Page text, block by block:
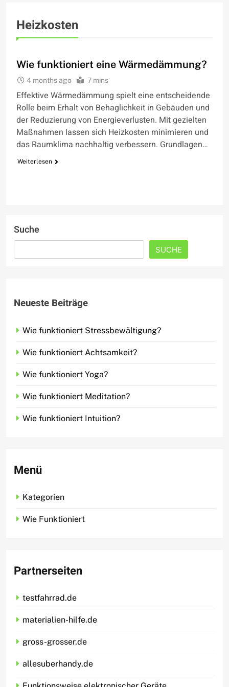
Heizkosten
Wie funktioniert eine Wärmedämmung?
4 months ago 7 mins
Effektive Wärmedämmung spielt eine entscheidende
Rolle beim Erhalt von Behaglichkeit in Gebäuden und
der Reduzierung von Energieverlusten. Mit gezielten
Maßnahmen lassen sich Heizkosten minimieren und
das Raumklima nachhaltig verbessern. Grundlagen…
Weiterlesen
Suche
SUCHE
Neueste Beiträge
Wie funktioniert Stressbewältigung?
Wie funktioniert Achtsamkeit?
Wie funktioniert Yoga?
Wie funktioniert Meditation?
Wie funktioniert Intuition?
Menü
Kategorien
Wie Funktioniert
Partnerseiten
testfahrrad.de
materialien-hilfe.de
gross-grosser.de
allesuberhandy.de